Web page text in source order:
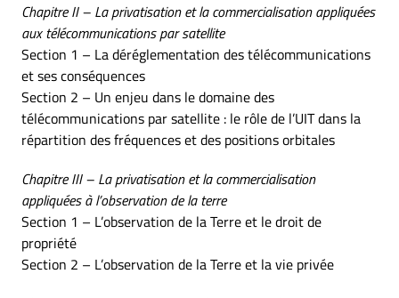
Chapitre II – La privatisation et la commercialisation appliquées
aux télécommunications par satellite
Section 1 – La déréglementation des télécommunications
et ses conséquences
Section 2 – Un enjeu dans le domaine des
télécommunications par satellite : le rôle de l’UIT dans la
répartition des fréquences et des positions orbitales
Chapitre III – La privatisation et la commercialisation
appliquées à l’observation de la terre
Section 1 – L’observation de la Terre et le droit de
propriété
Section 2 – L’observation de la Terre et la vie privée